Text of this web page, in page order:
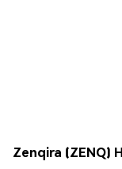
Zenqira (ZENQ)